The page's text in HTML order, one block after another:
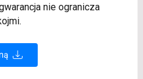
nie ogranicza